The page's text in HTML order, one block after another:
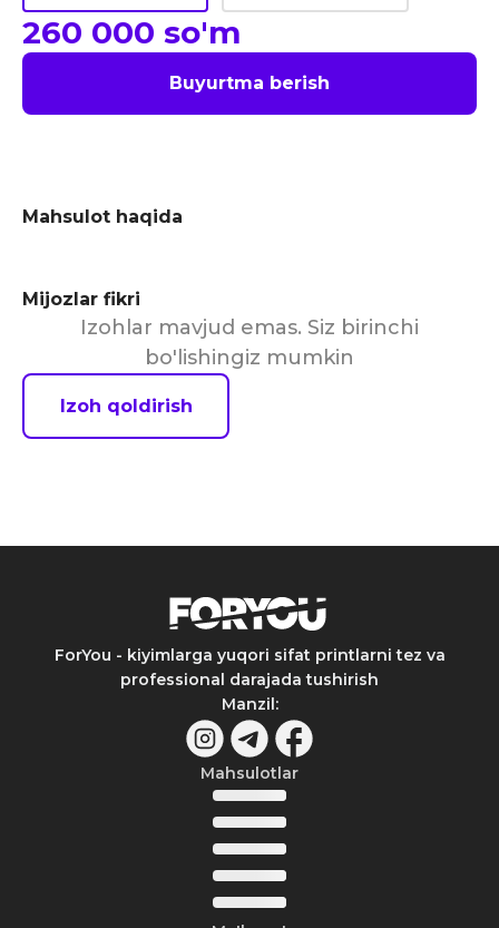
260 000 so'm
Buyurtma berish
Mahsulot haqida
Mijozlar fikri
Izohlar mavjud emas. Siz birinchi
bo'lishingiz mumkin
Izoh qoldirish
ForYou - kiyimlarga yuqori sifat printlarni tez va
professional darajada tushirish
Manzil:
Mahsulotlar